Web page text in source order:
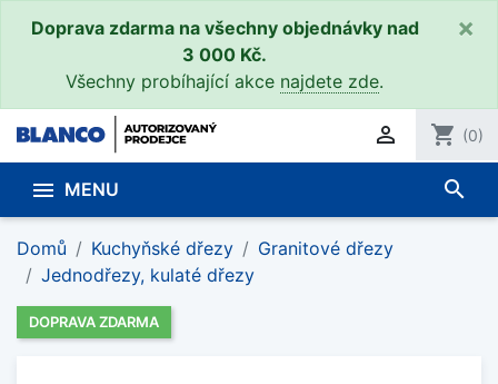
Doprava zdarma na všechny objednávky nad
3 000 Kč.
Všechny probíhající akce najdete zde.
×
 shopping_cart (0)
 MENU search
Domů Kuchyňské dřezy
Granitové dřezy
Jednodřezy, kulaté dřezy
DOPRAVA ZDARMA